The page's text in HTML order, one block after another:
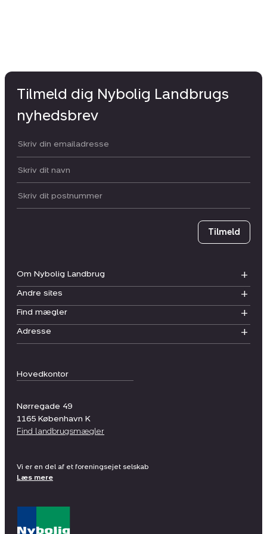
Hovedkontor
Nørregade 49
1165 København K
Find landbrugsmægler
Om Nybolig Landbrug
Andre sites
Find mægler
Adresse
Tilmeld dig Nybolig Landbrugs
nyhedsbrev
Din email:
Dit navn:
Postnummer
Tilmeld
Vi er en del af et foreningsejet selskab
Læs mere